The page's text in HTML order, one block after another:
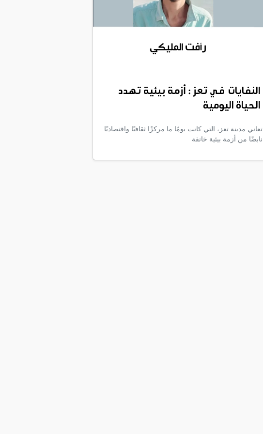
النفايات في تعز : أزمة بيئية تهدد
الحياة اليومية
تعاني مدينة تعز، التي كانت يومًا ما مركزًا ثقافيًا واقتصاديًا
نابضًا من أزمة بيئية خانقة